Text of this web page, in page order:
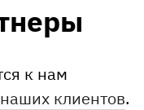
к нам
клиентов.